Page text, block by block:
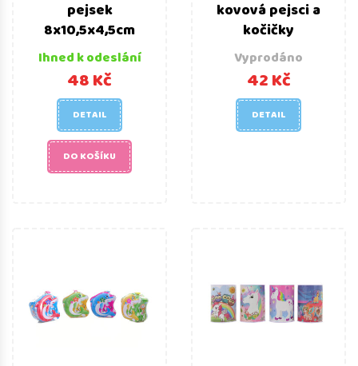
pejsek
8x10,5x4,5cm
Ihned k odeslání
48 Kč
DETAIL
DO KOŠÍKU
kovová pejsci a
kočičky
Vyprodáno
42 Kč
DETAIL